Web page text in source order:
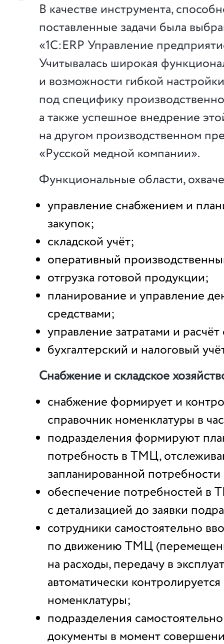
В качестве инструмента,
поставленные задачи была
«1С:ERP Управление
Учитывалась широкая
и возможности гибкой
под специфику
а также успешное внедрение
на другом производственном
«Русской медной компании».
Функциональные области,
управление снабжением и
закупок;
складской учёт;
оперативный
отгрузка готовой продукции;
планирование и управление
средствами;
управление затратами и
бухгалтерский и налоговый
Снабжение и складское
снабжение формирует и
справочник номенклатуры в
подразделения формируют
потребность в ТМЦ,
запланированной
обеспечение потребностей в
с детализацией до заявки
сотрудники самостоятельно
по движению ТМЦ
на расходы, передачу в
автоматически
номенклатуры;
подразделения
документы в момент